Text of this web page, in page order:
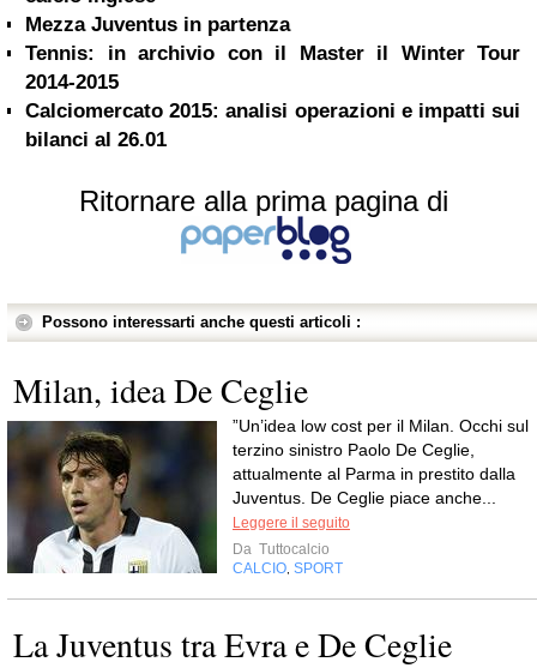
Mezza Juventus in partenza
Tennis: in archivio con il Master il Winter Tour
2014-2015
Calciomercato 2015: analisi operazioni e impatti sui
bilanci al 26.01
Ritornare alla prima pagina di
Possono interessarti anche questi articoli :
Milan, idea De Ceglie
”Un’idea low cost per il Milan. Occhi sul
terzino sinistro Paolo De Ceglie,
attualmente al Parma in prestito dalla
Juventus. De Ceglie piace anche...
Leggere il seguito
Da Tuttocalcio
CALCIO SPORT
La Juventus tra Evra e De Ceglie